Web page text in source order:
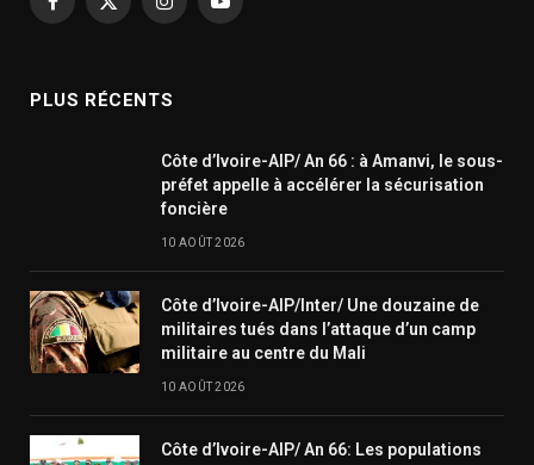
Facebook
X
InstagramYouTube
PLUS RÉCENTS
Côte d’Ivoire-AIP/ An 66 : à Amanvi, le sous-
préfet appelle à accélérer la sécurisation
foncière
10 AOÛT 2026
Côte d’Ivoire-AIP/Inter/ Une douzaine de
militaires tués dans l’attaque d’un camp
militaire au centre du Mali
10 AOÛT 2026
Côte d’Ivoire-AIP/ An 66: Les populations